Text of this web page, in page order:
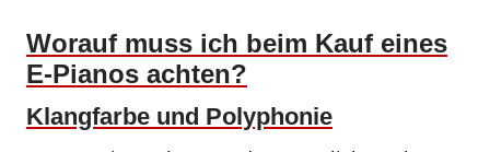
Worauf muss ich beim Kauf eines
E-Pianos achten?
Klangfarbe und Polyphonie